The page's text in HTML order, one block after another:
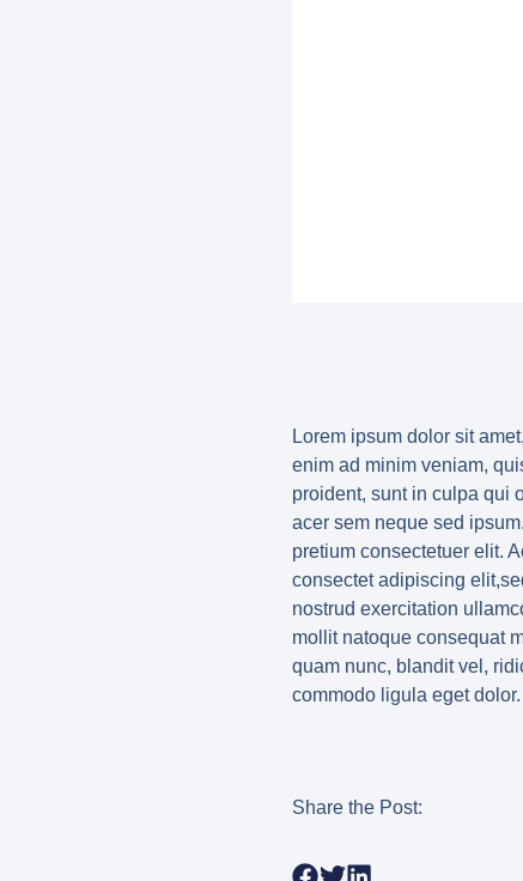
Lorem ipsum dolor sit
enim ad minim veniam,
proident, sunt in culpa qui
acer sem neque sed
pretium consectetuer elit.
consectet adipiscing
nostrud exercitation
mollit natoque consequat
quam nunc, blandit vel,
commodo ligula eget
Share the Post: